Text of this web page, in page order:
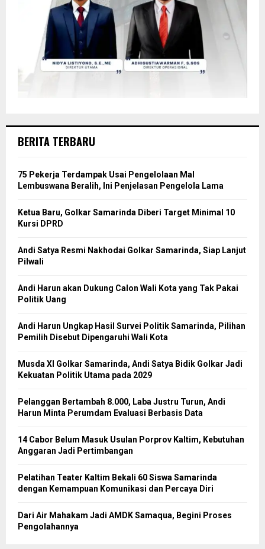
BERITA TERBARU
75 Pekerja Terdampak Usai Pengelolaan Mal
Lembuswana Beralih, Ini Penjelasan Pengelola Lama
Ketua Baru, Golkar Samarinda Diberi Target Minimal 10
Kursi DPRD
Andi Satya Resmi Nakhodai Golkar Samarinda, Siap Lanjut
Pilwali
Andi Harun akan Dukung Calon Wali Kota yang Tak Pakai
Politik Uang
Andi Harun Ungkap Hasil Survei Politik Samarinda, Pilihan
Pemilih Disebut Dipengaruhi Wali Kota
Musda XI Golkar Samarinda, Andi Satya Bidik Golkar Jadi
Kekuatan Politik Utama pada 2029
Pelanggan Bertambah 8.000, Laba Justru Turun, Andi
Harun Minta Perumdam Evaluasi Berbasis Data
14 Cabor Belum Masuk Usulan Porprov Kaltim, Kebutuhan
Anggaran Jadi Pertimbangan
Pelatihan Teater Kaltim Bekali 60 Siswa Samarinda
dengan Kemampuan Komunikasi dan Percaya Diri
Dari Air Mahakam Jadi AMDK Samaqua, Begini Proses
Pengolahannya